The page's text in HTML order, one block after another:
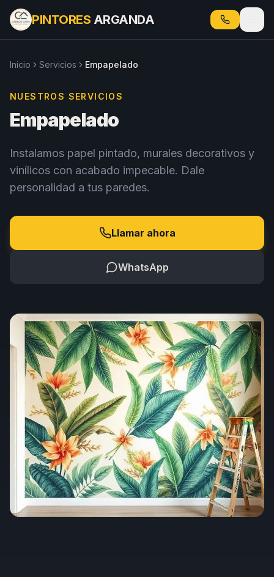
PINTORES ARGANDA
Inicio Servicios Empapelado
NUESTROS SERVICIOS
Empapelado
Instalamos papel pintado, murales decorativos y
vinílicos con acabado impecable. Dale
personalidad a tus paredes.
Llamar ahora
WhatsApp